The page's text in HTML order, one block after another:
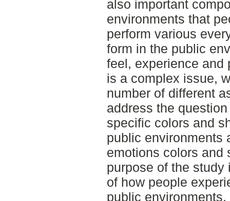
also important
environments that
perform various
form in the public
feel, experience and
is a complex issue,
number of different
address the
specific colors and
public environments
emotions colors and
purpose of the study
of how people
public